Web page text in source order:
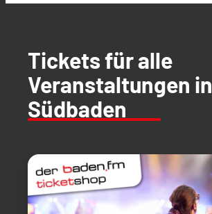
Tickets für alle
Veranstaltungen in
Südbaden